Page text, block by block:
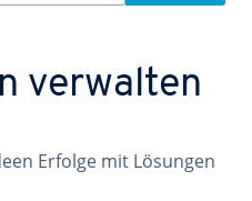
verwalten
Erfolge mit Lösungen